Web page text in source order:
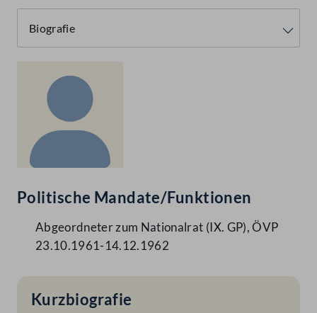
Politische Mandate/Funktionen
Abgeordneter zum Nationalrat (IX. GP), ÖVP
23.10.1961-14.12.1962
Kurzbiografie